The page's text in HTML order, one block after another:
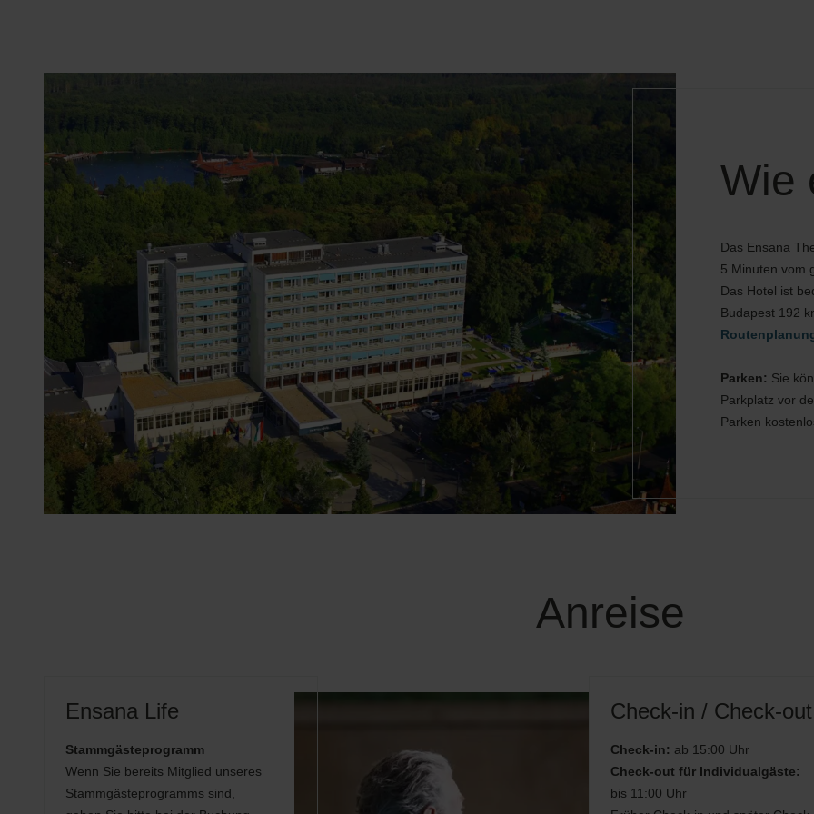
Wie
Das Ensana
5 Minuten vom
Das Hotel ist
Budapest 192
Parken: Sie
Parkplatz vor
Parken
Anreise
Ensana Life
Stammgästeprogramm
Wenn Sie bereits Mitglied unseres
Stammgästeprogramms sind,
Check-in / Check-out
Check-in: ab 15:00 Uhr
Check-out für Individualgäste:
bis 11:00 Uhr